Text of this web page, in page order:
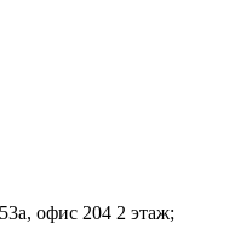
офис 204 2 этаж;